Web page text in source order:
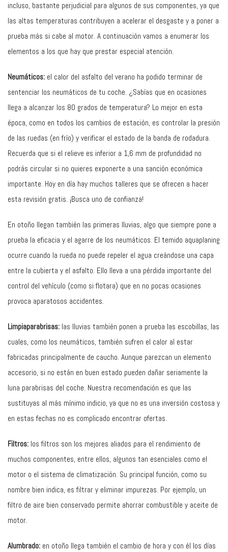
incluso, bastante perjudicial para algunos de sus componentes, ya que
las altas temperaturas contribuyen a acelerar el desgaste y a poner a
prueba más si cabe al motor. A continuación vamos a enumerar los
elementos a los que hay que prestar especial atención.
Neumáticos: el calor del asfalto del verano ha podido terminar de
sentenciar los neumáticos de tu coche. ¿Sabías que en ocasiones
llega a alcanzar los 80 grados de temperatura? Lo mejor en esta
época, como en todos los cambios de estación, es controlar la presión
de las ruedas (en frío) y verificar el estado de la banda de rodadura.
Recuerda que si el relieve es inferior a 1,6 mm de profundidad no
podrás circular si no quieres exponerte a una sanción económica
importante. Hoy en día hay muchos talleres que se ofrecen a hacer
esta revisión gratis. ¡Busca uno de confianza!
En otoño llegan también las primeras lluvias, algo que siempre pone a
prueba la eficacia y el agarre de los neumáticos. El temido aquaplaning
ocurre cuando la rueda no puede repeler el agua creándose una capa
entre la cubierta y el asfalto. Ello lleva a una pérdida importante del
control del vehículo (como si flotara) que en no pocas ocasiones
provoca aparatosos accidentes.
Limpiaparabrisas: las lluvias también ponen a prueba las escobillas, las
cuales, como los neumáticos, también sufren el calor al estar
fabricadas principalmente de caucho. Aunque parezcan un elemento
accesorio, si no están en buen estado pueden dañar seriamente la
luna parabrisas del coche. Nuestra recomendación es que las
sustituyas al más mínimo indicio, ya que no es una inversión costosa y
en estas fechas no es complicado encontrar ofertas.
Filtros: los filtros son los mejores aliados para el rendimiento de
muchos componentes, entre ellos, algunos tan esenciales como el
motor o el sistema de climatización. Su principal función, como su
nombre bien indica, es filtrar y eliminar impurezas. Por ejemplo, un
filtro de aire bien conservado permite ahorrar combustible y aceite de
motor.
Alumbrado: en otoño llega también el cambio de hora y con él los días